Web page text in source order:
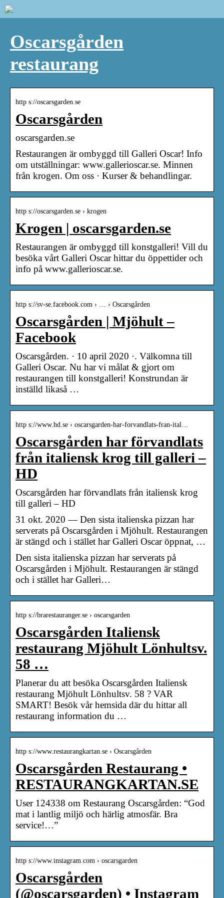
Oscarsgården
restaurang
http s://oscarsgarden.se
Oscarsgården
oscarsgarden.se
Restaurangen är ombyggd till Galleri Oscar! Info
om utställningar: www.gallerioscar.se. Minnen
från krogen. Om oss · Kurser & behandlingar.
http s://oscarsgarden.se › krogen
Krogen | oscarsgarden.se
Restaurangen är ombyggd till konstgalleri! Vill du
besöka vårt Galleri Oscar hittar du öppettider och
info på www.gallerioscar.se.
http s://sv-se.facebook.com › … › Oscarsgården
Oscarsgården | Mjöhult –
Facebook
Oscarsgården. · 10 april 2020 ·. Välkomna till
Galleri Oscar. Nu har vi målat & gjort om
restaurangen till konstgalleri! Konstrundan är
inställd likaså …
http s://www.hd.se › oscarsgarden-har-forvandlats-fran-ital…
Oscarsgården har förvandlats
från italiensk krog till galleri –
HD
Oscarsgården har förvandlats från italiensk krog
till galleri – HD
31 okt. 2020 — Den sista italienska pizzan har
serverats på Oscarsgården i Mjöhult. Restaurangen
är stängd och i stället har Galleri Oscar öppnat, …
Den sista italienska pizzan har serverats på
Oscarsgården i Mjöhult. Restaurangen är stängd
och i stället har Galleri…
http s://brarestauranger.se › oscarsgarden
Oscarsgården Italiensk
restaurang Mjöhult Lönhultsv.
58 …
Planerar du att besöka Oscarsgården Italiensk
restaurang Mjöhult Lönhultsv. 58 ? VAR
SMART! Besök vår hemsida där du hittar all
restaurang information du …
http s://www.restaurangkartan.se › Oscarsgården
Oscarsgården Restaurang •
RESTAURANGKARTAN.SE
User 124338 om Restaurang Oscarsgården: “God
mat i lantlig miljö och härlig atmosfär. Bra
service!…”
http s://www.instagram.com › oscarsgarden
Oscarsgården
(@oscarsgarden) • Instagram